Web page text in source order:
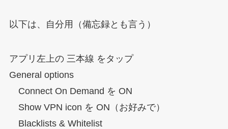
以下は、自分用（備忘録とも言う）
アプリ左上の 三本線 をタップ
General options
Connect On Demand を ON
Show VPN icon を ON（お好みで）
Blacklists & Whitelist